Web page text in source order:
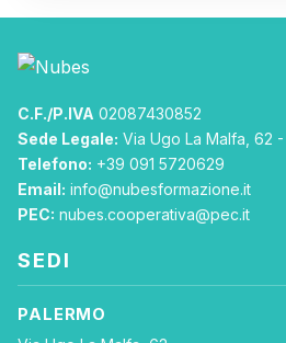
C.F./P.IVA 02087430852
Sede Legale: Via Ugo La Malfa, 62
Telefono: +39 091 5720629
Email: info@nubesformazione.it
PEC: nubes.cooperativa@pec.it
SEDI
PALERMO